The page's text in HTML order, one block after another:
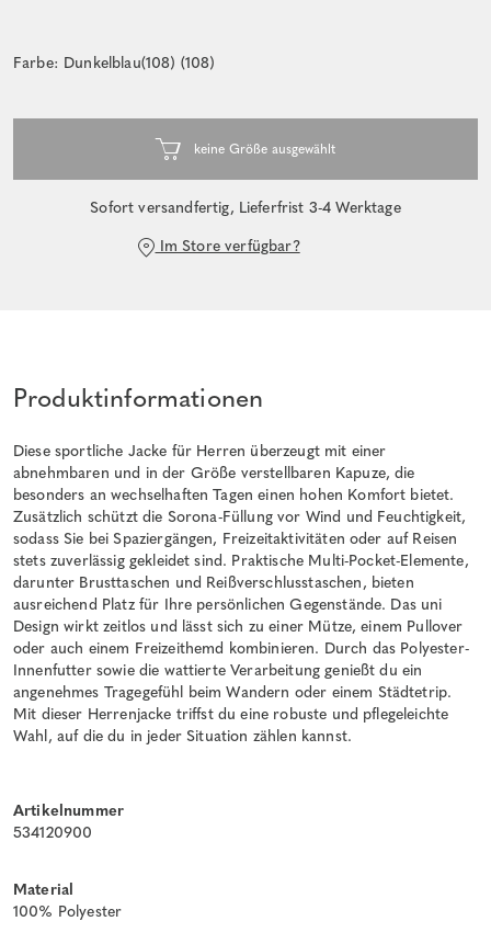
Farbe: Dunkelblau(108) (108)
Sofort versandfertig, Lieferfrist 3-4 Werktage
Im Store verfügbar?
Produktinformationen
Diese sportliche Jacke für Herren überzeugt mit einer
abnehmbaren und in der Größe verstellbaren Kapuze, die
besonders an wechselhaften Tagen einen hohen Komfort bietet.
Zusätzlich schützt die Sorona-Füllung vor Wind und Feuchtigkeit,
sodass Sie bei Spaziergängen, Freizeitaktivitäten oder auf Reisen
stets zuverlässig gekleidet sind. Praktische Multi-Pocket-Elemente,
darunter Brusttaschen und Reißverschlusstaschen, bieten
ausreichend Platz für Ihre persönlichen Gegenstände. Das uni
Design wirkt zeitlos und lässt sich zu einer Mütze, einem Pullover
oder auch einem Freizeithemd kombinieren. Durch das Polyester-
Innenfutter sowie die wattierte Verarbeitung genießt du ein
angenehmes Tragegefühl beim Wandern oder einem Städtetrip.
Mit dieser Herrenjacke triffst du eine robuste und pflegeleichte
Wahl, auf die du in jeder Situation zählen kannst.
Artikelnummer
534120900
Material
100% Polyester